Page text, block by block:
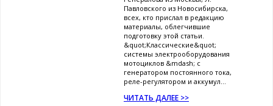
Павловского из Новосибирска,
всех, кто прислал в редакцию
материалы, облегчившие
подготовку этой статьи.
&quot;Классические&quot;
системы электрооборудования
мотоциклов &mdash; с
генератором постоянного тока,
реле-регулятором и аккумул...
ЧИТАТЬ ДАЛЕЕ >>